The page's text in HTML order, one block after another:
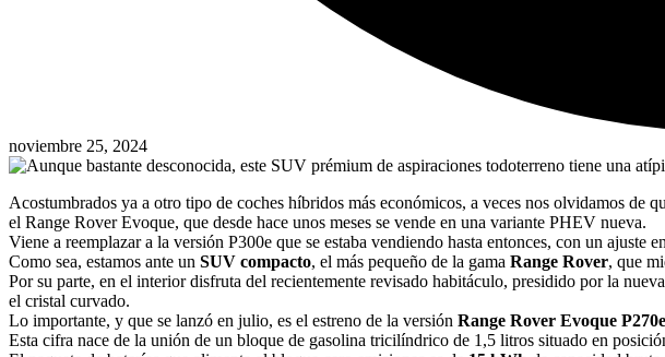
noviembre 25, 2024
Acostumbrados ya a otro tipo de coches híbridos más económicos, a veces nos olvidamos
el Range Rover Evoque, que desde hace unos meses se vende en una variante PHEV nueva.
Viene a reemplazar a la versión P300e que se estaba vendiendo hasta entonces, con un
Como sea, estamos ante un SUV compacto, el más pequeño de la gama Range Rover, que
Por su parte, en el interior disfruta del recientemente revisado habitáculo, presidido por la
el cristal curvado.
Lo importante, y que se lanzó en julio, es el estreno de la versión Range Rover Evoque P270e
Esta cifra nace de la unión de un bloque de gasolina tricilíndrico de 1,5 litros situado en